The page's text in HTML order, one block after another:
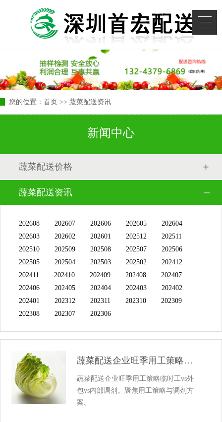
您的位置： 首页 >> 蔬菜配送资讯
新闻中心
蔬菜配送价格
蔬菜配送资讯
202608 202607 202606 202605
202604
202603
202602 202601 202512
202511
202510
202509 202508 202507
202506
202505
202504 202503 202502
202412
202411
202410 202409 202408
202407
202406
202405 202404 202403
202402
202401
202312 202311 202310
202309
202308
202307 202306
蔬菜配送企业旺季用工策略：临时工vs外包...
蔬菜配送企业旺季用工策略临时工vs外
包vs内部调剂。聚焦用工策略与调剂方
案。